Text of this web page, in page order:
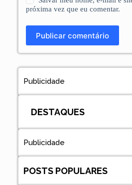
próxima vez que eu comentar.
Publicar comentário
Publicidade
DESTAQUES
Publicidade
POSTS POPULARES